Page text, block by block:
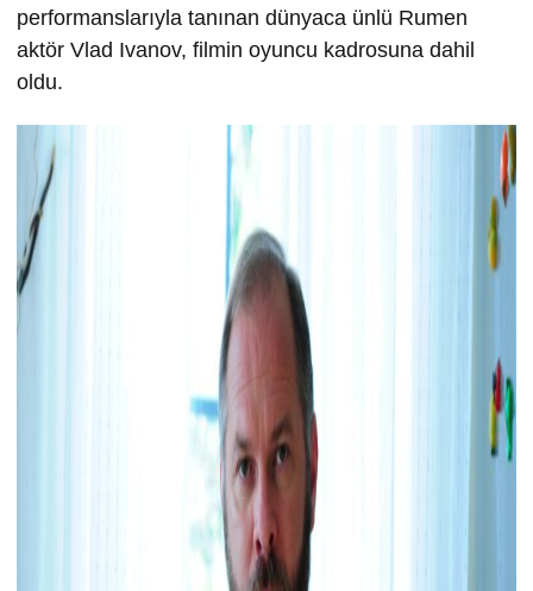
performanslarıyla tanınan dünyaca ünlü Rumen
aktör Vlad Ivanov, filmin oyuncu kadrosuna dahil
oldu.